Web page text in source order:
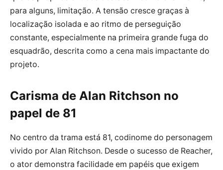
para alguns, limitação. A tensão cresce graças à
localização isolada e ao ritmo de perseguição
constante, especialmente na primeira grande fuga do
esquadrão, descrita como a cena mais impactante do
projeto.
Carisma de Alan Ritchson no
papel de 81
No centro da trama está 81, codinome do personagem
vivido por Alan Ritchson. Desde o sucesso de Reacher,
o ator demonstra facilidade em papéis que exigem